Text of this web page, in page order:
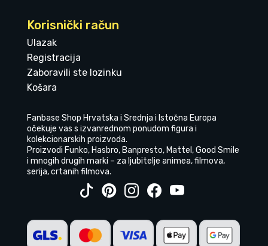
Korisnički račun
Ulazak
Registracija
Zaboravili ste lozinku
Košara
Fanbase Shop Hrvatska i Srednja i Istočna Europa
očekuje vas s izvanrednom ponudom figura i
kolekcionarskih proizvoda.
Proizvodi Funko, Hasbro, Banpresto, Mattel, Good Smile
i mnogih drugih marki – za ljubitelje animea, filmova,
serija, crtanih filmova.